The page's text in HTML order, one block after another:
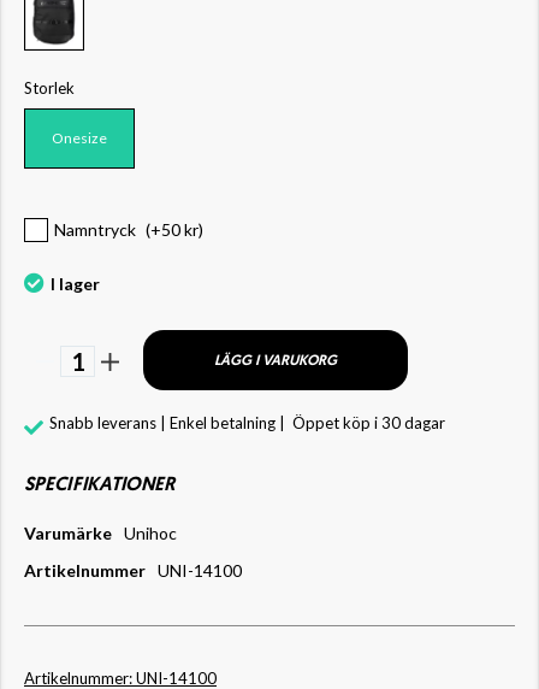
Storlek
Onesize
Namntryck (+50 kr)
I lager
1 LÄGG I VARUKORG
Snabb leverans | Enkel betalning | Öppet köp i 30 dagar
SPECIFIKATIONER
Varumärke Unihoc
Artikelnummer UNI-14100
Artikelnummer: UNI-14100